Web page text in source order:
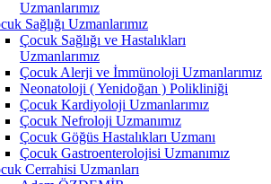
Uzmanlarımız
Sağlığı Uzmanlarımız
Çocuk Sağlığı ve Hastalıkları
Uzmanlarımız
Çocuk Alerji ve İmmünoloji Uzmanlarımız
Neonatoloji ( Yenidoğan ) Polikliniği
Çocuk Kardiyoloji Uzmanlarımız
Çocuk Nefroloji Uzmanımız
Çocuk Göğüs Hastalıkları Uzmanı
Çocuk Gastroenterolojisi Uzmanımız
Cerrahisi Uzmanları